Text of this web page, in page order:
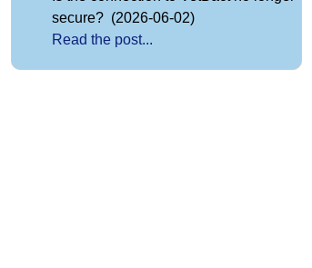
secure? (2026-06-02)
Read the post...